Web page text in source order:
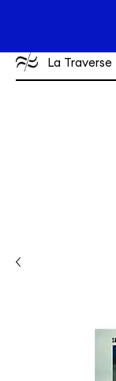
La Traverse